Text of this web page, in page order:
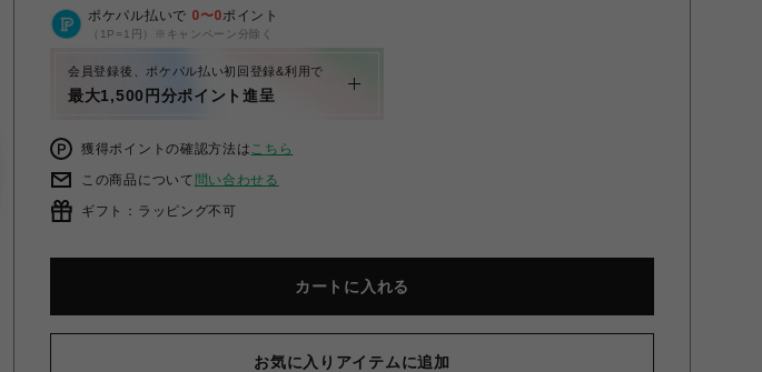
ポケパル払いで 0〜0ポイント
（1P=1円）※キャンペーン分除く
会員登録後、ポケパル払い初回登録&利用で
最大1,500円分ポイント進呈
獲得ポイントの確認方法はこちら
この商品について 問い合わせる
ギフト：ラッピング不可
カートに入れる
お気に入りアイテムに追加